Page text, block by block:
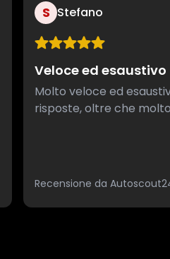
S Stefano
Veloce ed esaustivo
Molto veloce ed
risposte, oltre che
Recensione da